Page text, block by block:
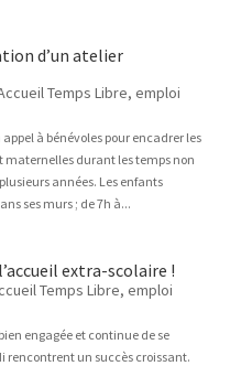
d’un atelier
Temps Libre, emploi
à bénévoles pour encadrer les
maternelles durant les temps non
années. Les enfants
ses murs ; de 7h à...
extra-scolaire !
Temps Libre, emploi
engagée et continue de se
rencontrent un succès croissant.